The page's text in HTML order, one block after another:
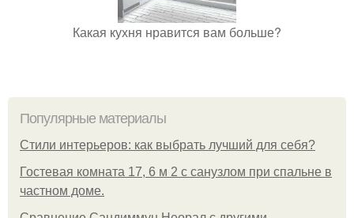
Какая кухня нравится вам больше?
Популярные материалы
Стили интерьеров: как выбрать лучший для себя?
Гостевая комната 17, 6 м 2 с санузлом при спальне в
частном доме.